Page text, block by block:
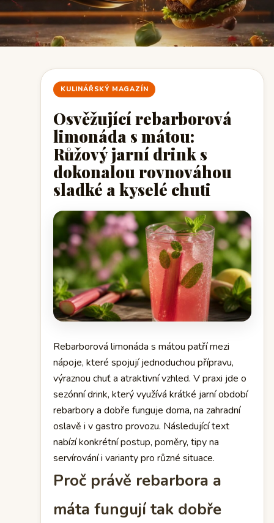
KULINÁŘSKÝ MAGAZÍN
Osvěžující rebarborová
limonáda s mátou:
Růžový jarní drink s
dokonalou rovnováhou
sladké a kyselé chuti
Rebarborová limonáda s mátou patří mezi
nápoje, které spojují jednoduchou přípravu,
výraznou chuť a atraktivní vzhled. V praxi jde o
sezónní drink, který využívá krátké jarní období
rebarbory a dobře funguje doma, na zahradní
oslavě i v gastro provozu. Následující text
nabízí konkrétní postup, poměry, tipy na
servírování i varianty pro různé situace.
Proč právě rebarbora a
máta fungují tak dobře